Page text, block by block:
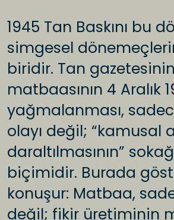
1945 Tan Baskını bu
simgesel
biridir. Tan gazetesinin
matbaasının 4 Aralık
yağmalanması,
olayı değil; “kamusal
daraltılmasının”
biçimidir. Burada
konuşur: Matbaa,
değil; fikir üretiminin